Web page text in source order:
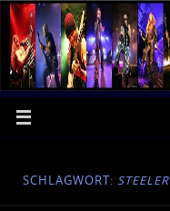
SCHLAGWORT: STEELER